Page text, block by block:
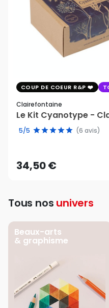
COUP DE COEUR R&P
Clairefontaine
Le Kit Cyanotype -
5/5 (6 avis)
34,50 €
Tous nos univers
Beaux-arts
& graphisme